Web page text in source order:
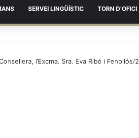
SERVEI LINGÜÍSTIC TORN D’OFICI
l’Excma. Sra. Eva Ribó i Fenollós/2